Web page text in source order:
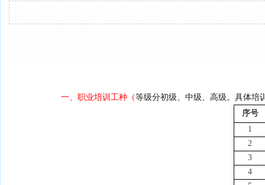
一、职业培训工种（等级分初级、中级、高级。 具体培
序号
1
2
3
4